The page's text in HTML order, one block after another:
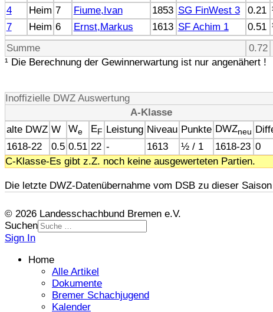
4
Heim 7 Fiume,Ivan 1853 SG FinWest 3 0.21
7
Heim 6 Ernst,Markus 1613 SF Achim 1 0.51
Summe
0.72
¹ Die Berechnung der Gewinnerwartung ist nur angenähert !
Inoffizielle DWZ Auswertung
A-Klasse
alte DWZ W We EF Leistung Niveau Punkte DWZneu
1618-22
0.5 0.51 22 - 1613 ½ / 1 1618-23 0
C-Klasse-Es gibt z.Z. noch keine ausgewerteten Partien.
Die letzte DWZ-Datenübernahme vom DSB zu dieser
© 2026 Landesschachbund Bremen e.V.
Suchen
Sign In
Home
Alle Artikel
Dokumente
Bremer Schachjugend
Kalender